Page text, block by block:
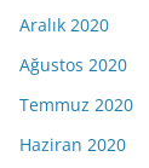
Aralık 2020
Ağustos 2020
Temmuz 2020
Haziran 2020